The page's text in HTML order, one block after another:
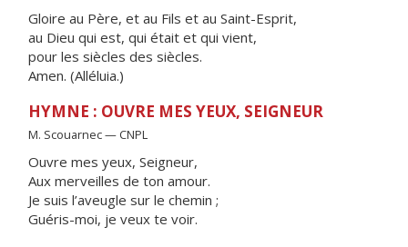
Gloire au Père, et au Fils et au Saint-Esprit,
au Dieu qui est, qui était et qui vient,
pour les siècles des siècles.
Amen. (Alléluia.)
HYMNE : OUVRE MES YEUX, SEIGNEUR
M. Scouarnec — CNPL
Ouvre mes yeux, Seigneur,
Aux merveilles de ton amour.
Je suis l’aveugle sur le chemin ;
Guéris-moi, je veux te voir.